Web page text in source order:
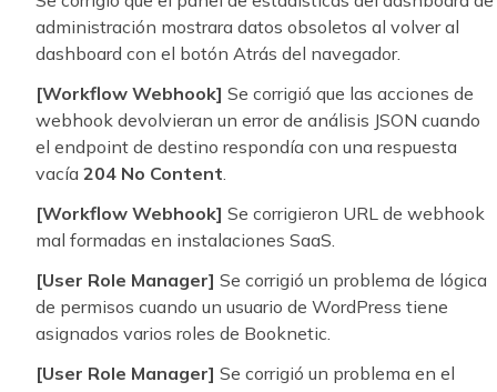
administración mostrara datos obsoletos al volver al
dashboard con el botón Atrás del navegador.
[Workflow Webhook] Se corrigió que las acciones de
webhook devolvieran un error de análisis JSON cuando
el endpoint de destino respondía con una respuesta
vacía 204 No Content.
[Workflow Webhook] Se corrigieron URL de webhook
mal formadas en instalaciones SaaS.
[User Role Manager] Se corrigió un problema de lógica
de permisos cuando un usuario de WordPress tiene
asignados varios roles de Booknetic.
[User Role Manager] Se corrigió un problema en el